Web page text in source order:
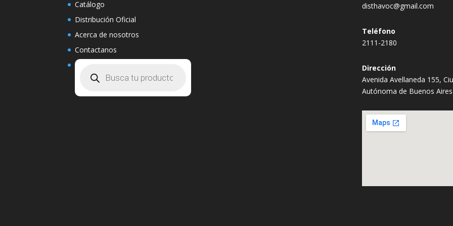
Catálogo
Distribución Oficial
Acerca de nosotros
Contactanos
disthavoc@gmail.com
Teléfono
2111-2180
Dirección
Avenida Avellaneda 155,
Autónoma de Buenos Aires